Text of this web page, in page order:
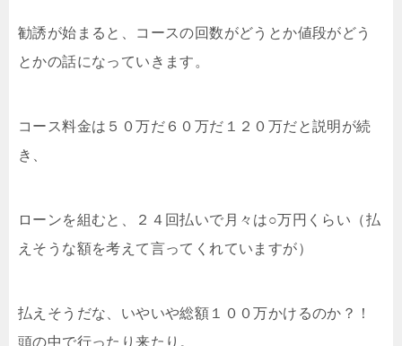
勧誘が始まると、コースの回数がどうとか値段がどう
とかの話になっていきます。
コース料金は５０万だ６０万だ１２０万だと説明が続
き、
ローンを組むと、２４回払いで月々は○万円くらい（払
えそうな額を考えて言ってくれていますが）
払えそうだな、いやいや総額１００万かけるのか？！
頭の中で行ったり来たり。